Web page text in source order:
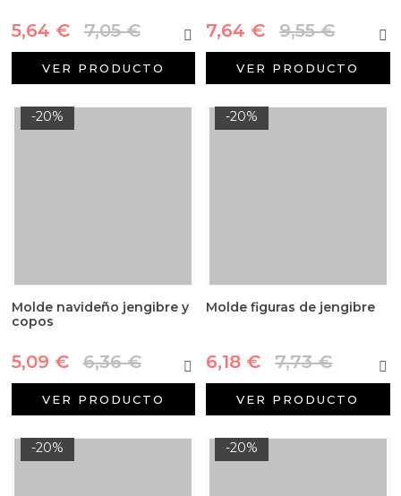
5,64 € 7,05 €
VER PRODUCTO
7,64 € 9,55 €
VER PRODUCTO
-20%
Molde navideño jengibre y
copos
5,09 € 6,36 €
VER PRODUCTO
-20%
Molde figuras de jengibre
6,18 € 7,73 €
VER PRODUCTO
-20% -20%